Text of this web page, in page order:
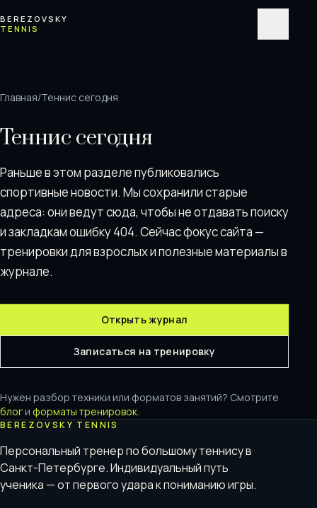
BEREZOVSKY
TENNIS
Главная/Теннис сегодня
Теннис сегодня
Раньше в этом разделе публиковались
спортивные новости. Мы сохранили старые
адреса: они ведут сюда, чтобы не отдавать поискy
и закладкам ошибку 404. Сейчас фокус сайта —
тренировки для взрослых и полезные материалы в
журнале.
Открыть журнал
Записаться на тренировку
Нужен разбор техники или форматов занятий? Смотрите
блог и форматы тренировок.
BEREZOVSKY TENNIS
Персональный тренер по большому теннису в
Санкт-Петербурге. Индивидуальный путь
ученика — от первого удара к пониманию игры.